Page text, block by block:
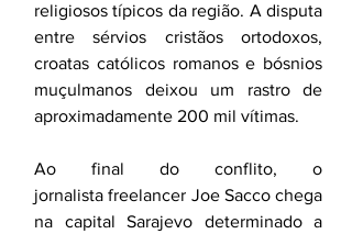
religiosos típicos da região. A disputa
entre sérvios cristãos ortodoxos,
croatas católicos romanos e bósnios
muçulmanos deixou um rastro de
aproximadamente 200 mil vítimas.
Ao final do conflito, o
jornalista freelancer Joe Sacco chega
na capital Sarajevo determinado a